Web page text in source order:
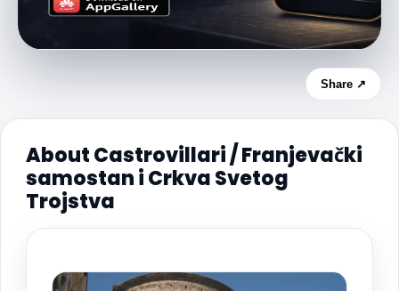
Share ↗
About Castrovillari / Franjevački
samostan i Crkva Svetog
Trojstva